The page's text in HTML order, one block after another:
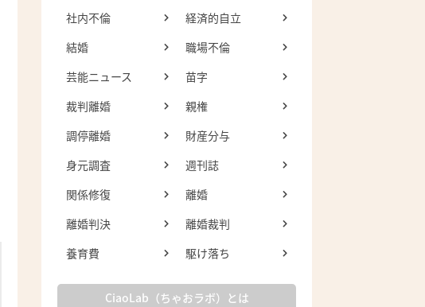
社内不倫
経済的自立
結婚
職場不倫
芸能ニュース
苗字
裁判離婚
親権
調停離婚
財産分与
身元調査
週刊誌
関係修復
離婚
離婚判決
離婚裁判
養育費
駆け落ち
CiaoLab（ちゃおラボ）とは